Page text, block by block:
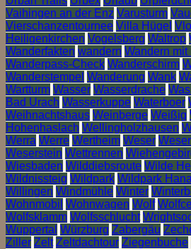
Vaihingen an der Enz Varusturm
Vierschanzentournee Villa Hügel
Heiligenkirchen Vogelsberg Waltrop
Wanderfakten wandern Wandern mit
Wanderpass-Check Wanderschirm
Wanderstempel Wanderung Wank
Wartturm Wasser Wasserdrache
Bad Urach Wasserkuppe Waterboer
Weihnachtshaus Weinberge Weißig
Hohenhaslach Wellingholzhausen
Werra Werre Wertheim Weser
Weserstein Wettrennen
Wiesbaden Wilddiebsroute Wilde
Wildnissteig Wildpark Wildpark
Willingen Windmühle Winter
Wohnmobil Wohnwagen Wolf
Wolfsklamm Wolfsschlucht
Wuppertal Würzburg Zabergäu
Ziller Zelt Zeltdachtour Ziegenbuche